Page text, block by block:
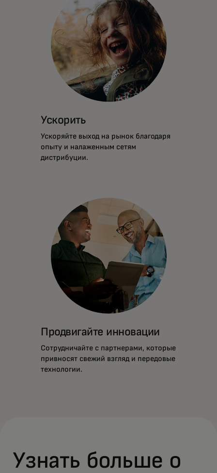
Ускорить
Ускоряйте выход на рынок благодаря
опыту и налаженным сетям
дистрибуции.
Продвигайте инновации
Сотрудничайте с партнерами, которые
привносят свежий взгляд и передовые
технологии.
Узнать больше о